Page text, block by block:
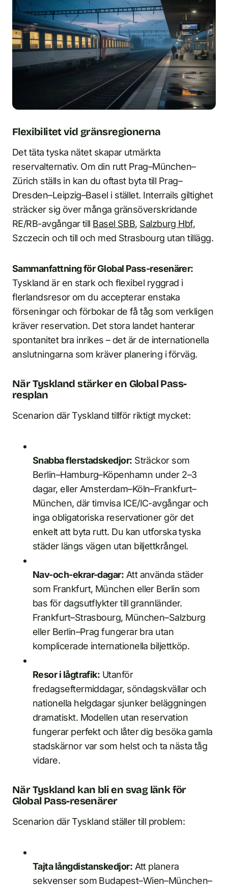
Flexibilitet vid gränsregionerna
Det täta tyska nätet skapar utmärkta
reservalternativ. Om din rutt Prag–München–
Zürich ställs in kan du oftast byta till Prag–
Dresden–Leipzig–Basel i stället. Interrails giltighet
sträcker sig över många gränsöverskridande
RE/RB-avgångar till Basel SBB, Salzburg Hbf,
Szczecin och till och med Strasbourg utan tillägg.
Sammanfattning för Global Pass-resenärer:
Tyskland är en stark och flexibel ryggrad i
flerlandsresor om du accepterar enstaka
förseningar och förbokar de få tåg som verkligen
kräver reservation. Det stora landet hanterar
spontanitet bra inrikes – det är de internationella
anslutningarna som kräver planering i förväg.
När Tyskland stärker en Global Pass-
resplan
Scenarion där Tyskland tillför riktigt mycket:
Snabba flerstadskedjor: Sträckor som
Berlin–Hamburg–Köpenhamn under 2–3
dagar, eller Amsterdam–Köln–Frankfurt–
München, där timvisa ICE/IC-avgångar och
inga obligatoriska reservationer gör det
enkelt att byta rutt. Du kan utforska tyska
städer längs vägen utan biljettkrångel.
Nav-och-ekrar-dagar: Att använda städer
som Frankfurt, München eller Berlin som
bas för dagsutflykter till grannländer.
Frankfurt–Strasbourg, München–Salzburg
eller Berlin–Prag fungerar bra utan
komplicerade internationella biljettköp.
Resor i lågtrafik: Utanför
fredagseftermiddagar, söndagskvällar och
nationella helgdagar sjunker beläggningen
dramatiskt. Modellen utan reservation
fungerar perfekt och låter dig besöka gamla
stadskärnor var som helst och ta nästa tåg
vidare.
När Tyskland kan bli en svag länk för
Global Pass-resenärer
Scenarion där Tyskland ställer till problem:
Tajta långdistanskedjor: Att planera
sekvenser som Budapest–Wien–München–